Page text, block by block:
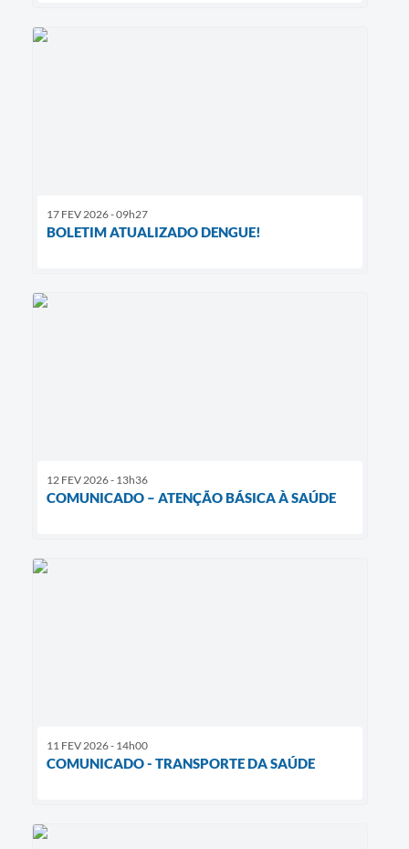
17 FEV 2026 - 09h27
BOLETIM ATUALIZADO DENGUE!
12 FEV 2026 - 13h36
COMUNICADO – ATENÇÃO BÁSICA À SAÚDE
11 FEV 2026 - 14h00
COMUNICADO - TRANSPORTE DA SAÚDE